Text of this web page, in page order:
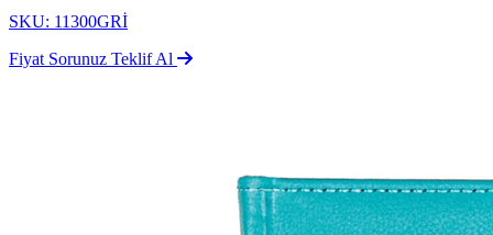
SKU: 11300GRİ
Fiyat Sorunuz Teklif Al